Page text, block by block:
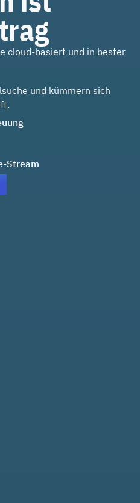
cloud-basiert und in bester
und kümmern sich
Stream